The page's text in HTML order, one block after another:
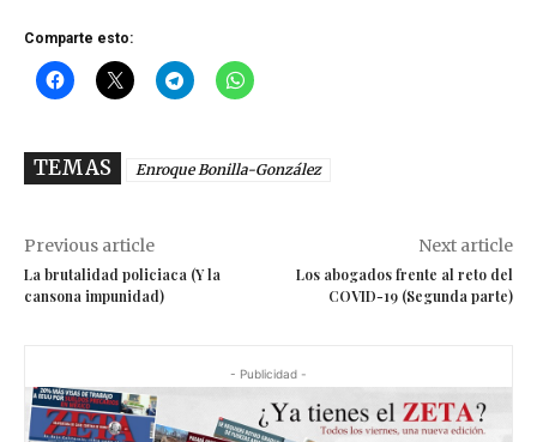
Comparte esto:
TEMAS Enroque Bonilla-González
Previous article
La brutalidad policiaca (Y la
cansona impunidad)
Next article
Los abogados frente al reto del
COVID-19 (Segunda parte)
- Publicidad -